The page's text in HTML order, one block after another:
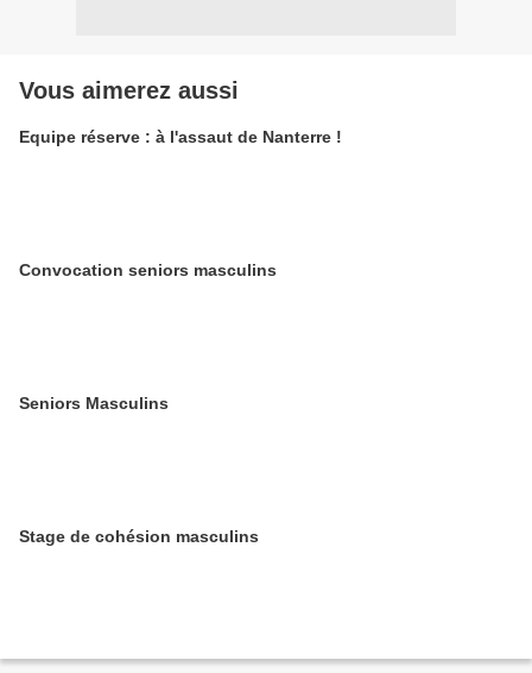
Vous aimerez aussi
Equipe réserve : à l'assaut de Nanterre !
Convocation seniors masculins
Seniors Masculins
Stage de cohésion masculins